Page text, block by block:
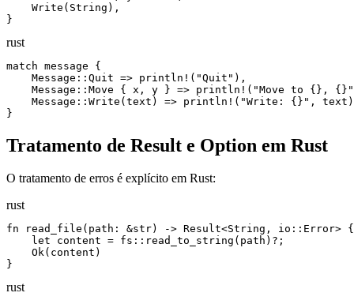
    Write(String),
}
rust
match message {
    Message::Quit => println!("Quit"),
Message::Move { x, y } => println!("Move to {},
Message::Write(text) => println!("Write: {}",
}
Tratamento de Result e Option em Rust
O tratamento de erros é explícito em Rust:
rust
fn read_file(path: &str) -> Result<String, io::Error> {
    let content = fs::read_to_string(path)?;
    Ok(content)
}
rust